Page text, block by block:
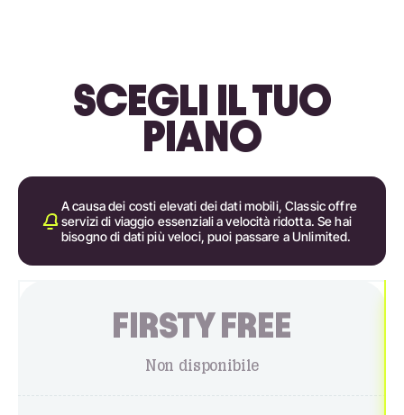
SCEGLI IL TUO
PIANO
A causa dei costi elevati dei dati mobili, Classic offre
servizi di viaggio essenziali a velocità ridotta. Se hai
bisogno di dati più veloci, puoi passare a Unlimited.
FIRSTY FREE
Non disponibile